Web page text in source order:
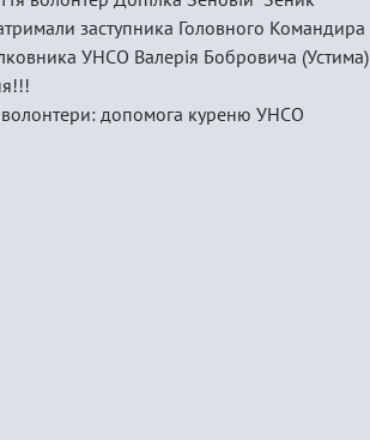
заступника Головного
УНСО Валерія Бобровича
волонтери: допомога куреню УНСО